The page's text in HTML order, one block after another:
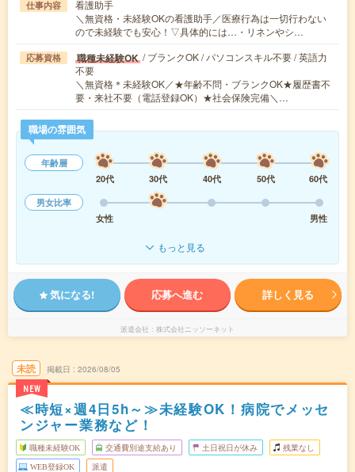
仕事内容
看護助手
＼無資格・未経験OKの看護助手／医療行為は一切行わない
ので未経験でも安心！▽具体的には…・リネンやシ…
応募資格 職種未経験OK / ブランクOK / パソコンスキル不要 / 英語力
不要
＼無資格＊未経験OK／★年齢不問・ブランクOK★履歴書不
要・来社不要（電話登録OK）★社会保険完備＼…
職場の雰囲気
年齢層
20代
30代 40代 50代
60代
男女比率
女性
男性
もっと見る
気になる! 応募へ進む 詳しく見る
派遣会社 株式会社ニッソーネット
未読
NEW
掲載日 2026/08/05
≪時短×週4日5h～≫未経験OK！病院でメッセ
ンジャー業務など！
職種未経験OK 交通費別途支給あり 土日祝日が休み 残業なし
WEB登録OK 派遣